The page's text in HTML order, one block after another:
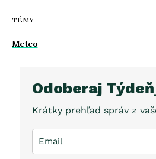
TÉMY
Meteo
Odoberaj
Krátky prehľad správ z